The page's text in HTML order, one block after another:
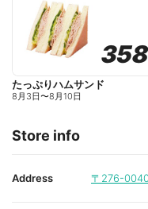
たっぷりハムサンド
8月3日〜8月10日
Store info
Address 〒276-